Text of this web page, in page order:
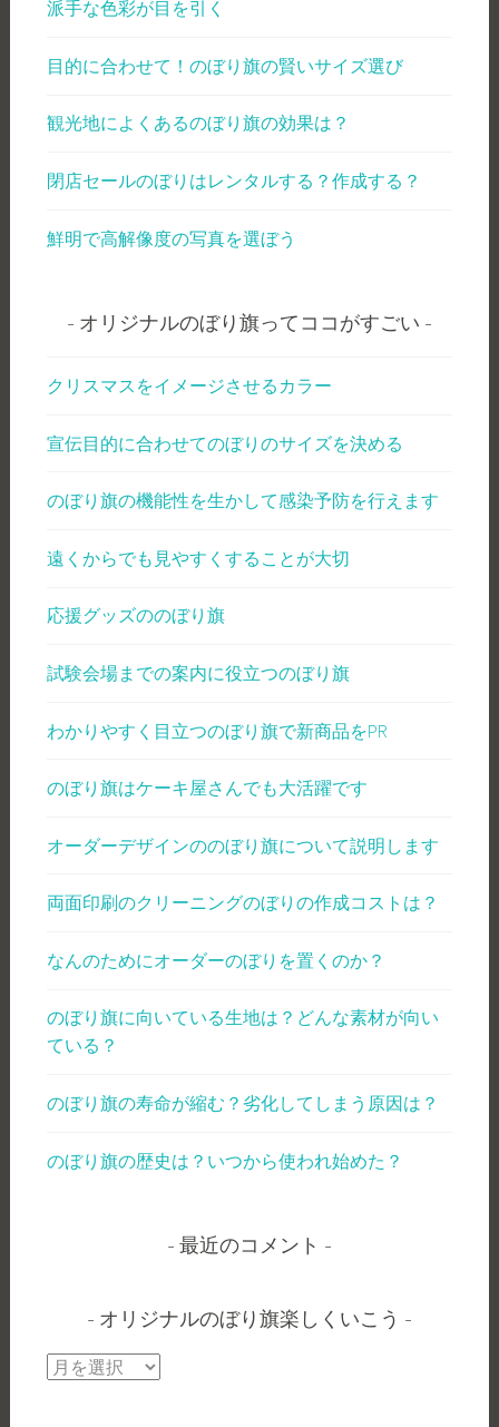
派手な色彩が目を引く
目的に合わせて！のぼり旗の賢いサイズ選び
観光地によくあるのぼり旗の効果は？
閉店セールのぼりはレンタルする？作成する？
鮮明で高解像度の写真を選ぼう
オリジナルのぼり旗ってココがすごい
クリスマスをイメージさせるカラー
宣伝目的に合わせてのぼりのサイズを決める
のぼり旗の機能性を生かして感染予防を行えます
遠くからでも見やすくすることが大切
応援グッズののぼり旗
試験会場までの案内に役立つのぼり旗
わかりやすく目立つのぼり旗で新商品をPR
のぼり旗はケーキ屋さんでも大活躍です
オーダーデザインののぼり旗について説明します
両面印刷のクリーニングのぼりの作成コストは？
なんのためにオーダーのぼりを置くのか？
のぼり旗に向いている生地は？どんな素材が向い
ている？
のぼり旗の寿命が縮む？劣化してしまう原因は？
のぼり旗の歴史は？いつから使われ始めた？
最近のコメント
オリジナルのぼり旗楽しくいこう
オ